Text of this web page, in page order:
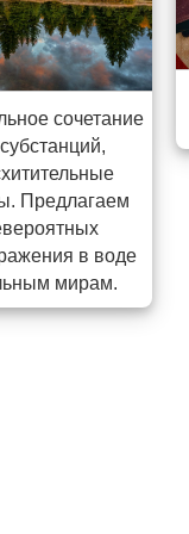
сочетание
Предлагаем
в воде
мирам.